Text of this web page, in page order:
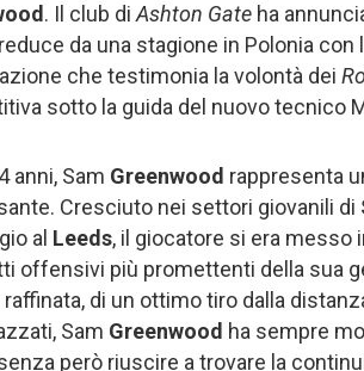
. Il club diAshton Gate ha
da una stagione in Polonia con
che testimonia la volontà dei
sotto la guida del nuovo tecnico
anni, Sam Greenwood rappresenta
Cresciuto nei settori giovanili di
al Leeds, il giocatore si era messo
offensivi più promettenti della sua
di un ottimo tiro dalla
Sam Greenwood ha sempre
però riuscire a trovare la